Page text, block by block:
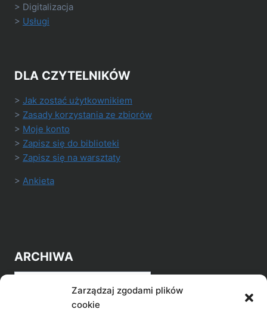
Zarządzaj zgodami plików
cookie
> Digitalizacja
> Usługi
DLA CZYTELNIKÓW
> Jak zostać użytkownikiem
> Zasady korzystania ze zbiorów
> Moje konto
> Zapisz się do biblioteki
> Zapisz się na warsztaty
> Ankieta
ARCHIWA
Archiwa